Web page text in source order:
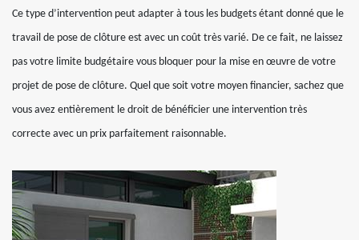
Ce type d’intervention peut adapter à tous les budgets étant donné que le
travail de pose de clôture est avec un coût très varié. De ce fait, ne laissez
pas votre limite budgétaire vous bloquer pour la mise en œuvre de votre
projet de pose de clôture. Quel que soit votre moyen financier, sachez que
vous avez entièrement le droit de bénéficier une intervention très
correcte avec un prix parfaitement raisonnable.